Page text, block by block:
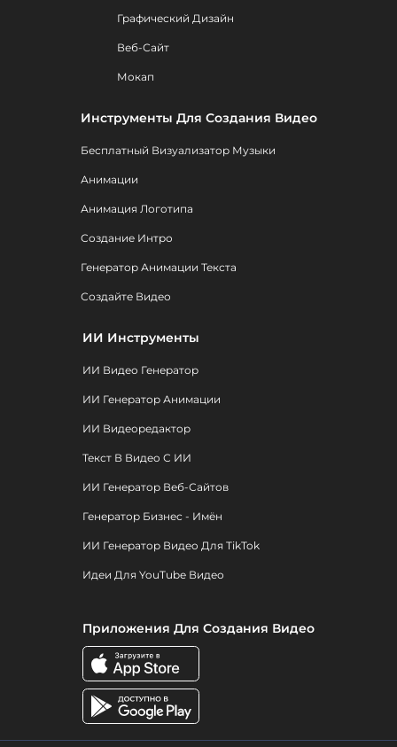
Графический Дизайн
Веб-Сайт
Мокап
Инструменты Для Создания Видео
Бесплатный Визуализатор Музыки
Анимации
Анимация Логотипа
Создание Интро
Генератор Анимации Текста
Создайте Видео
ИИ Инструменты
ИИ Видео Генератор
ИИ Генератор Анимации
ИИ Видеоредактор
Текст В Видео С ИИ
ИИ Генератор Веб-Сайтов
Генератор Бизнес - Имён
ИИ Генератор Видео Для TikTok
Идеи Для YouTube Видео
Приложения Для Создания Видео